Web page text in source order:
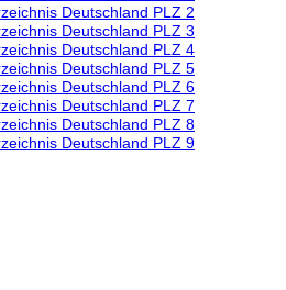
Deutschland PLZ 2
Deutschland PLZ 3
Deutschland PLZ 4
Deutschland PLZ 5
Deutschland PLZ 6
Deutschland PLZ 7
Deutschland PLZ 8
Deutschland PLZ 9